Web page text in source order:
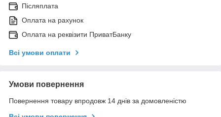
Післяплата
Оплата на рахунок
Оплата на реквізити ПриватБанку
Всі умови оплати
Умови повернення
Повернення товару впродовж 14 днів за домовленістю